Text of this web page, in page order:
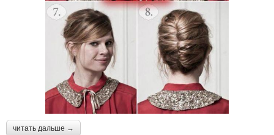
читать дальше →